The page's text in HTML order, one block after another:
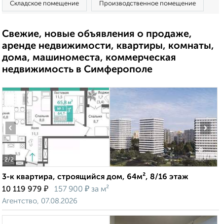
Складское помещение Производственное помещение
Свежие, новые объявления о продаже,
аренде недвижимости, квартиры, комнаты,
дома, машиноместа, коммерческая
недвижимость в Симферополе
2/2
‹ ›
3-к квартира, строящийся дом, 64м², 8/16 этаж
10 119 979 ₽ 157 900 ₽ за м²
Агентство, 07.08.2026